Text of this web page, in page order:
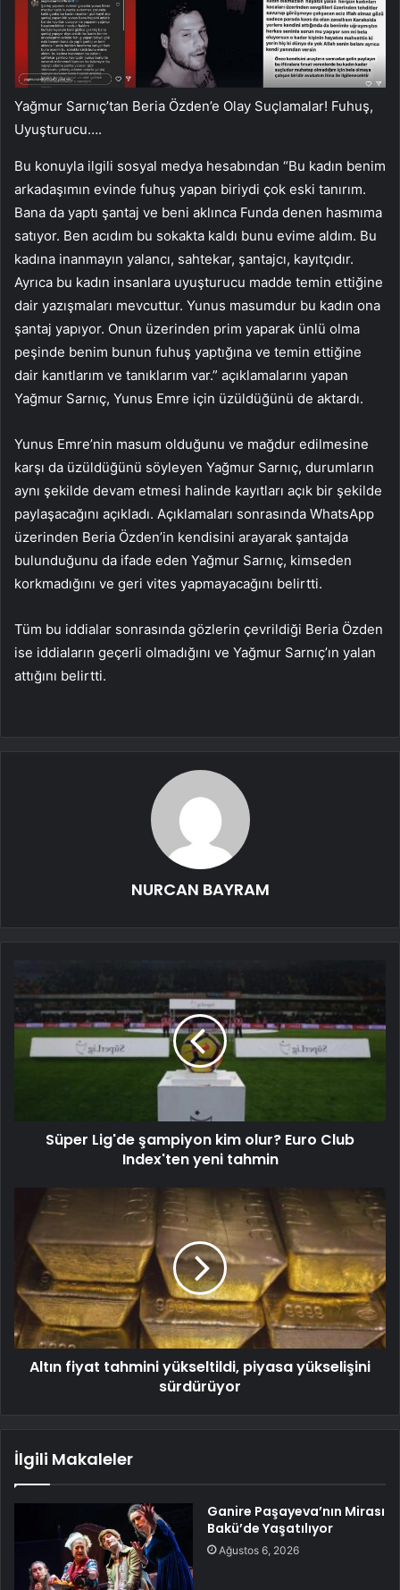
Yağmur Sarnıç’tan Beria Özden’e Olay Suçlamalar! Fuhuş,
Uyuşturucu….
Bu konuyla ilgili sosyal medya hesabından “Bu kadın benim
arkadaşımın evinde fuhuş yapan biriydi çok eski tanırım.
Bana da yaptı şantaj ve beni aklınca Funda denen hasmıma
satıyor. Ben acıdım bu sokakta kaldı bunu evime aldım. Bu
kadına inanmayın yalancı, sahtekar, şantajcı, kayıtçıdır.
Ayrıca bu kadın insanlara uyuşturucu madde temin ettiğine
dair yazışmaları mevcuttur. Yunus masumdur bu kadın ona
şantaj yapıyor. Onun üzerinden prim yaparak ünlü olma
peşinde benim bunun fuhuş yaptığına ve temin ettiğine
dair kanıtlarım ve tanıklarım var.” açıklamalarını yapan
Yağmur Sarnıç, Yunus Emre için üzüldüğünü de aktardı.
Yunus Emre’nin masum olduğunu ve mağdur edilmesine
karşı da üzüldüğünü söyleyen Yağmur Sarnıç, durumların
aynı şekilde devam etmesi halinde kayıtları açık bir şekilde
paylaşacağını açıkladı. Açıklamaları sonrasında WhatsApp
üzerinden Beria Özden’in kendisini arayarak şantajda
bulunduğunu da ifade eden Yağmur Sarnıç, kimseden
korkmadığını ve geri vites yapmayacağını belirtti.
Tüm bu iddialar sonrasında gözlerin çevrildiği Beria Özden
ise iddiaların geçerli olmadığını ve Yağmur Sarnıç’ın yalan
attığını belirtti.
NURCAN BAYRAM
Süper Lig'de şampiyon kim olur? Euro Club
Index'ten yeni tahmin
Altın fiyat tahmini yükseltildi, piyasa yükselişini
sürdürüyor
İlgili Makaleler
Ganire Paşayeva’nın Mirası
Bakü’de Yaşatılıyor
Ağustos 6, 2026